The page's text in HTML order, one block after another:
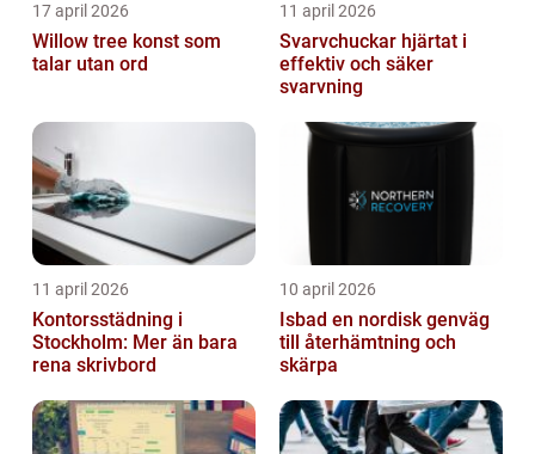
17 april 2026
Willow tree konst som
talar utan ord
11 april 2026
Svarvchuckar hjärtat i
effektiv och säker
svarvning
11 april 2026
Kontorsstädning i
Stockholm: Mer än bara
rena skrivbord
10 april 2026
Isbad en nordisk genväg
till återhämtning och
skärpa